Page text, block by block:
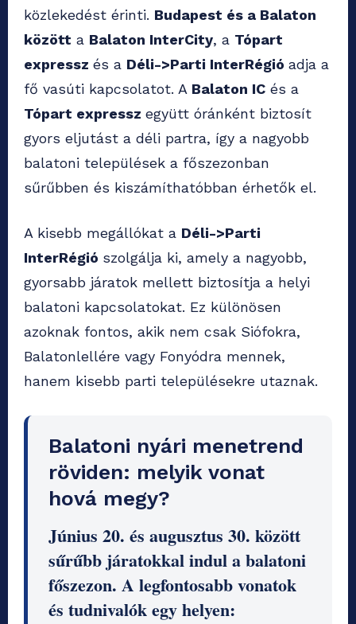
közlekedést érinti. Budapest és a Balaton
között a Balaton InterCity, a Tópart
expressz és a Déli->Parti InterRégió adja a
fő vasúti kapcsolatot. A Balaton IC és a
Tópart expressz együtt óránként biztosít
gyors eljutást a déli partra, így a nagyobb
balatoni települések a főszezonban
sűrűbben és kiszámíthatóbban érhetők el.
A kisebb megállókat a Déli->Parti
InterRégió szolgálja ki, amely a nagyobb,
gyorsabb járatok mellett biztosítja a helyi
balatoni kapcsolatokat. Ez különösen
azoknak fontos, akik nem csak Siófokra,
Balatonlellére vagy Fonyódra mennek,
hanem kisebb parti településekre utaznak.
Balatoni nyári menetrend
röviden: melyik vonat
hová megy?
Június 20. és augusztus 30. között
sűrűbb járatokkal indul a balatoni
főszezon. A legfontosabb vonatok
és tudnivalók egy helyen: